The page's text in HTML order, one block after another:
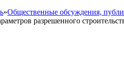
»Общественные обсуждения,
разрешенного